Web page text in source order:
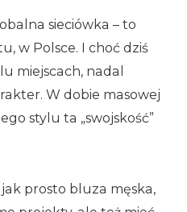
sieciówka – to
w Polsce. I choć dziś
miejscach, nadal
W dobie masowej
stylu ta „swojskość”
prosto bluza męska,